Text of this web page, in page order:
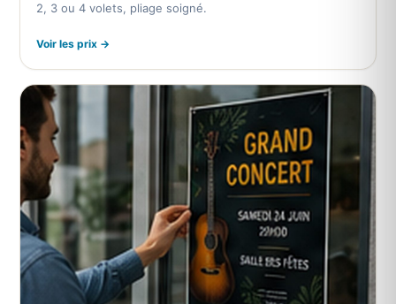
2, 3 ou 4 volets, pliage soigné.
Voir les prix →